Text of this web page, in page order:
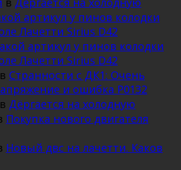
артикул у пинов колодки
Лачетти Sirius D42
артикул у пинов колодки
Лачетти Sirius D42
в Странности с ДК1: Очень
и ошибка Р0132
в Дёргается на холодную
Покупка нового двигателя
Новый двс на лачетти. Каков